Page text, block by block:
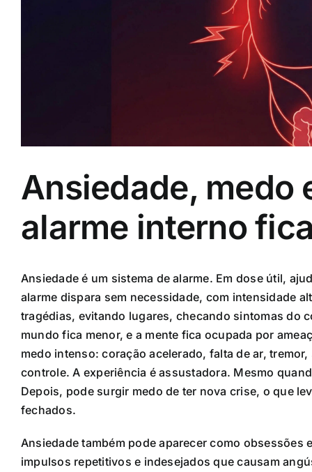
Ansiedade, medo
alarme interno
Ansiedade é um sistema de alarme. Em dose útil,
alarme dispara sem necessidade, com intensidade
tragédias, evitando lugares, checando sintomas do
mundo fica menor, e a mente fica ocupada por
medo intenso: coração acelerado, falta de ar,
controle. A experiência é assustadora. Mesmo
Depois, pode surgir medo de ter nova crise, o que
fechados.
Ansiedade também pode aparecer como
impulsos repetitivos e indesejados que causam